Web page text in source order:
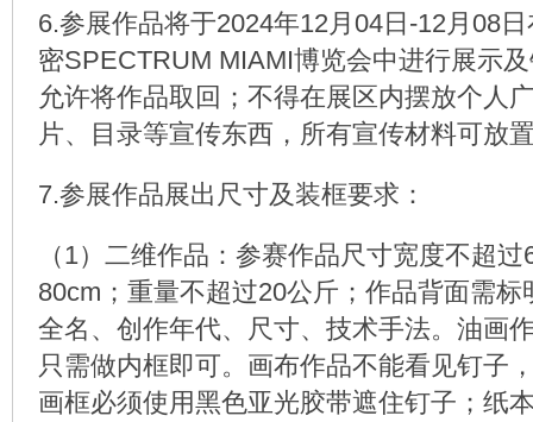
6.参展作品将于2024年12月04日-12月08
密SPECTRUM MIAMI博览会中进行展示
允许将作品取回；不得在展区内摆放个人
片、目录等宣传东西，所有宣传材料可放
7.参展作品展出尺寸及装框要求：
（1）二维作品：参赛作品尺寸宽度不超
80cm；重量不超过20公斤；作品背面需
全名、创作年代、尺寸、技术手法。油画
只需做内框即可。画布作品不能看见钉子
画框必须使用黑色亚光胶带遮住钉子；纸